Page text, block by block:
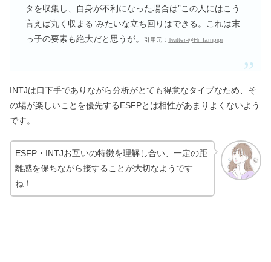
タを収集し、自身が不利になった場合は”この人にはこう
言えば丸く収まる”みたいな立ち回りはできる。これは末
っ子の要素も絶大だと思うが。
引用元：Twitter‐@Hi_Iampipi
INTJは口下手でありながら分析がとても得意なタイプなため、そ
の場が楽しいことを優先するESFPとは相性があまりよくないよう
です。
ESFP・INTJお互いの特徴を理解し合い、一定の距
離感を保ちながら接することが大切なようです
ね！